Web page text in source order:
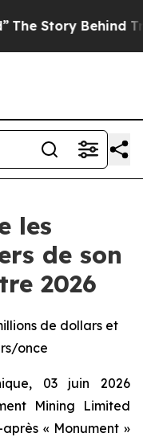
Trump’s Terrible
les
de son
2026
de dollars et
once
03 juin 2026
Mining Limited
« Monument »